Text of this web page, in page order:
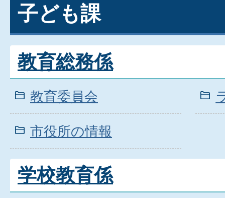
子ども課
教育総務係
教育委員会
市役所の情報
学校教育係